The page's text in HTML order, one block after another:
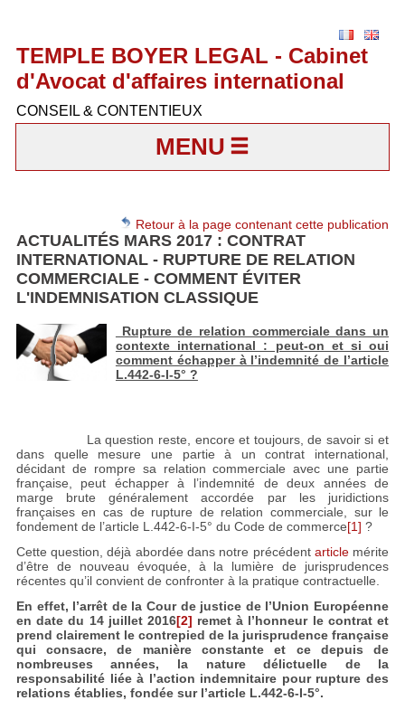
TEMPLE BOYER LEGAL - Cabinet
d'Avocat d'affaires international
CONSEIL & CONTENTIEUX
MENU
Retour à la page contenant cette publication
ACTUALITÉS MARS 2017 : CONTRAT
INTERNATIONAL - RUPTURE DE RELATION
COMMERCIALE - COMMENT ÉVITER
L'INDEMNISATION CLASSIQUE
Rupture de relation commerciale dans un
contexte international : peut-on et si oui
comment échapper à l’indemnité de l’article
L.442-6-I-5° ?
La question reste, encore et toujours, de savoir si et
dans quelle mesure une partie à un contrat international,
décidant de rompre sa relation commerciale avec une partie
française, peut échapper à l’indemnité de deux années de
marge brute généralement accordée par les juridictions
françaises en cas de rupture de relation commerciale, sur le
fondement de l’article L.442-6-I-5° du Code de commerce[1] ?
Cette question, déjà abordée dans notre précédent articlemérite
d’être de nouveau évoquée, à la lumière de jurisprudences
récentes qu’il convient de confronter à la pratique contractuelle.
En effet, l’arrêt de la Cour de justice de l’Union Européenne
en date du 14 juillet 2016[2] remet à l’honneur le contrat et
prend clairement le contrepied de la jurisprudence française
qui consacre, de manière constante et ce depuis de
nombreuses années, la nature délictuelle de la
responsabilité liée à l’action indemnitaire pour rupture des
relations établies, fondée sur l’article L.442-6-I-5°.